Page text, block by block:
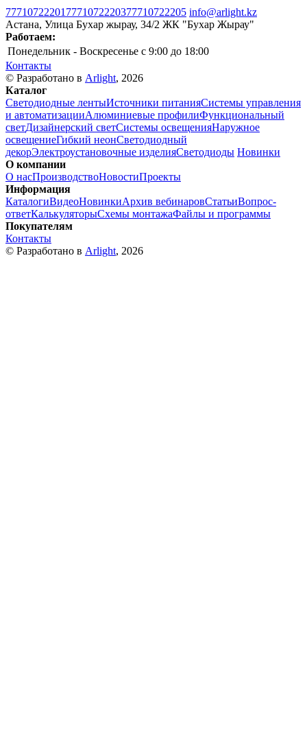
77710722201 7771072220377710722205 info@arlight.kz
Астана, Улица Бухар жырау, 34/2 ЖК "Бухар Жырау"
Работаем:
Понедельник - Воскресенье c 9:00 до 18:00
Контакты
© Разработано в Arlight, 2026
Каталог
Светодиодные лентыИсточники питанияСистемы управления
и автоматизацииАлюминиевые профилиФункциональный
светДизайнерский светСистемы освещенияНаружное
освещениеГибкий неонСветодиодный
декорЭлектроустановочные изделияСветодиоды Новинки
О компании
О насПроизводствоНовостиПроекты
Информация
КаталогиВидеоНовинкиАрхив вебинаровСтатьиВопрос-
ответКалькуляторыСхемы монтажаФайлы и программы
Покупателям
Контакты
© Разработано в Arlight, 2026